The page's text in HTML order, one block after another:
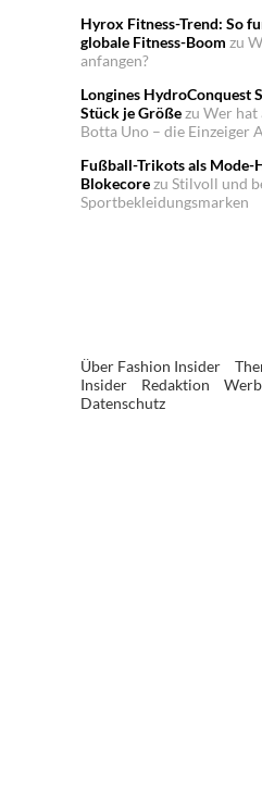
Hyrox Fitness-Trend: So
globale Fitness-Boom zu
anfangen?
Longines HydroConquest
Stück je Größezu Wer hat
Botta Uno – die Einzeiger
Fußball-Trikots als Mode-
Blokecorezu Stilvoll und
Sportbekleidungsmarken
Über Fashion Insider
Insider
Redaktion
Datenschutz